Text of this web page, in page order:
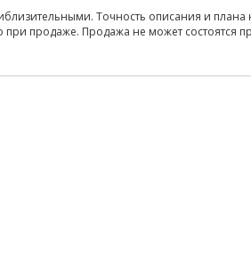
Точность описания и плана
при продаже. Продажа не может состоятся